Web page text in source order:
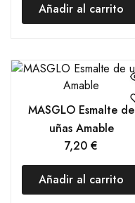
Añadir al carrito
MASGLO Esmalte de
uñas Amable
7,20€
Añadir al carrito